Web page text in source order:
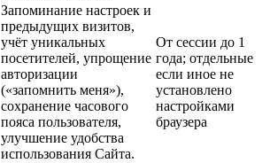
Запоминание настроек и
предыдущих визитов,
учёт уникальных
посетителей, упрощение
авторизации
(«запомнить меня»),
сохранение часового
пояса пользователя,
улучшение удобства
использования Сайта.
От сессии до 1
года; отдельные
если иное не
установлено
настройками
браузера